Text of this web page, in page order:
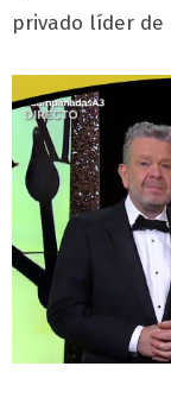
privado líder de